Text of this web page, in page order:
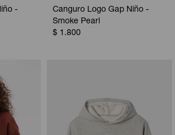
-
Canguro Logo Gap Niño -
Smoke Pearl
$ 1.800